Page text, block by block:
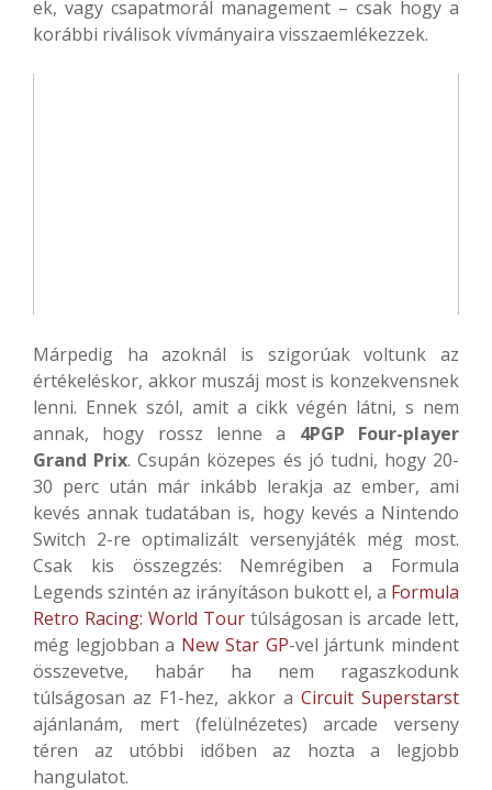
ek, vagy csapatmorál management – csak hogy a
korábbi riválisok vívmányaira visszaemlékezzek.
Márpedig ha azoknál is szigorúak voltunk az
értékeléskor, akkor muszáj most is konzekvensnek
lenni. Ennek szól, amit a cikk végén látni, s nem
annak, hogy rossz lenne a 4PGP Four-player
Grand Prix. Csupán közepes és jó tudni, hogy 20-
30 perc után már inkább lerakja az ember, ami
kevés annak tudatában is, hogy kevés a Nintendo
Switch 2-re optimalizált versenyjáték még most.
Csak kis összegzés: Nemrégiben a Formula
Legends szintén az irányításon bukott el, a Formula
Retro Racing: World Tour túlságosan is arcade lett,
még legjobban a New Star GP-vel jártunk mindent
összevetve, habár ha nem ragaszkodunk
túlságosan az F1-hez, akkor a Circuit Superstarst
ajánlanám, mert (felülnézetes) arcade verseny
téren az utóbbi időben az hozta a legjobb
hangulatot.